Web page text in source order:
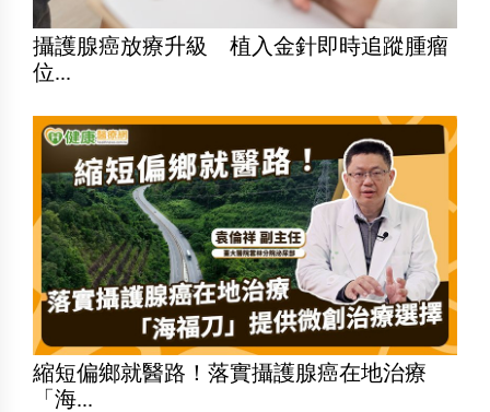
攝護腺癌放療升級 植入金針即時追蹤腫瘤
位...
縮短偏鄉就醫路！落實攝護腺癌在地治療
「海...